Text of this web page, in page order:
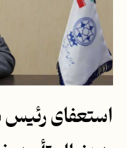
استعفای